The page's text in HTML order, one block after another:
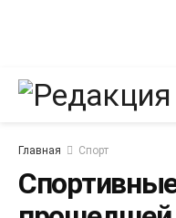
Главная Спорт